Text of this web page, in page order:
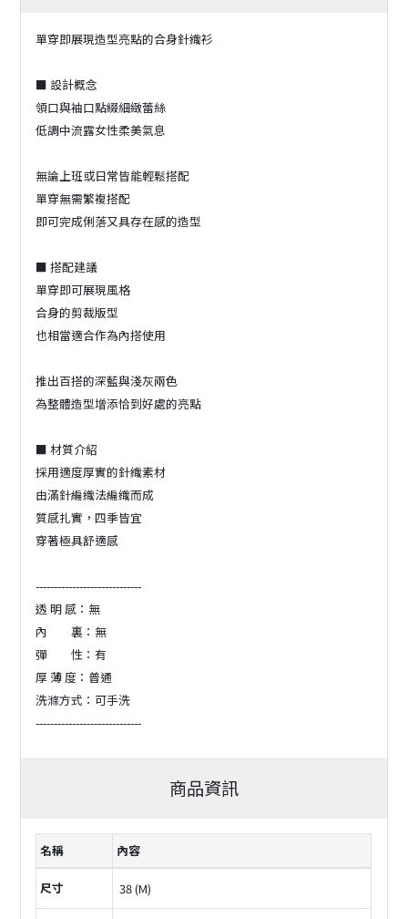
單穿即展現造型亮點的合身針織衫
■ 設計概念
領口與袖口點綴細緻蕾絲
低調中流露女性柔美氣息
無論上班或日常皆能輕鬆搭配
單穿無需繁複搭配
即可完成俐落又具存在感的造型
■ 搭配建議
單穿即可展現風格
合身的剪裁版型
也相當適合作為內搭使用
推出百搭的深藍與淺灰兩色
為整體造型增添恰到好處的亮點
■ 材質介紹
採用適度厚實的針織素材
由滿針編織法編織而成
質感扎實，四季皆宜
穿著極具舒適感
-----------------------------
透 明 感：無
內 裏：無
彈 性：有
厚 薄 度：普通
洗滌方式：可手洗
-----------------------------
商品資訊
名稱 內容
尺寸 38 (M)